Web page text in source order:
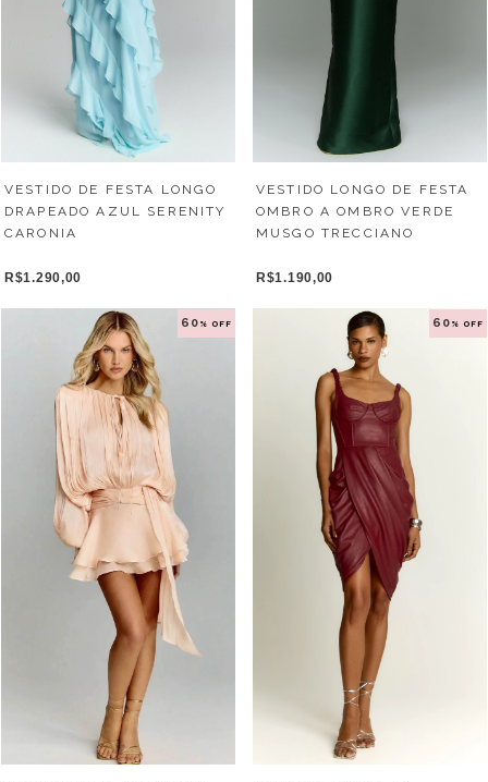
VESTIDO DE FESTA LONGO
DRAPEADO AZUL SERENITY
CARONIA
R$1.290,00
VESTIDO LONGO DE FESTA
OMBRO A OMBRO VERDE
MUSGO TRECCIANO
R$1.190,00
60 % OFF 60 % OFF